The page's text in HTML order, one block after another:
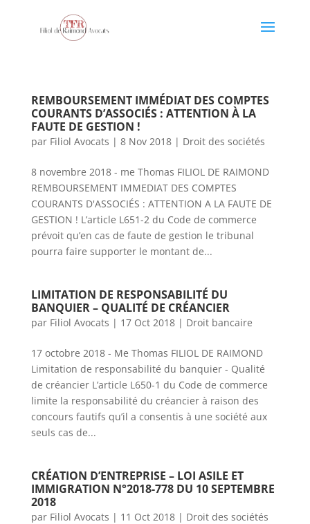
REMBOURSEMENT IMMÉDIAT DES COMPTES
COURANTS D’ASSOCIÉS : ATTENTION À LA
FAUTE DE GESTION !
par Filiol Avocats | 8 Nov 2018| Droit des sociétés
8 novembre 2018 - me Thomas FILIOL DE RAIMOND
REMBOURSEMENT IMMEDIAT DES COMPTES
COURANTS D'ASSOCIÉS : ATTENTION A LA FAUTE DE
GESTION ! L’article L651-2 du Code de commerce
prévoit qu’en cas de faute de gestion le tribunal
pourra faire supporter le montant de...
LIMITATION DE RESPONSABILITÉ DU
BANQUIER – QUALITÉ DE CRÉANCIER
par Filiol Avocats | 17 Oct 2018| Droit bancaire
17 octobre 2018 - Me Thomas FILIOL DE RAIMOND
Limitation de responsabilité du banquier - Qualité
de créancier L’article L650-1 du Code de commerce
limite la responsabilité du créancier à raison des
concours fautifs qu’il a consentis à une société aux
seuls cas de...
CRÉATION D’ENTREPRISE – LOI ASILE ET
IMMIGRATION N°2018-778 DU 10 SEPTEMBRE
2018
par Filiol Avocats | 11 Oct 2018| Droit des sociétés